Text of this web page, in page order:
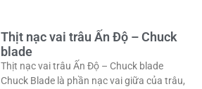
Thịt nạc vai trâu Ấn Độ – Chuck
blade
Thịt nạc vai trâu Ấn Độ – Chuck blade
Chuck Blade là phần nạc vai giữa của trâu,